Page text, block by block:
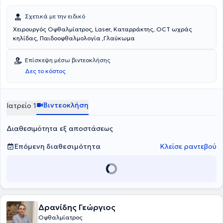
Σχετικά με την ειδικό
Χειρουργός Οφθαλμίατρος, Laser, Καταρράκτης, ΟCT ωχράς
κηλίδας, Παιδοοφθαλμολογία ,Γλαύκωμα
Επίσκεψη μέσω βιντεοκλήσης
Δες το κόστος
Ιατρείο 1 Βιντεοκλήση
Διαθεσιμότητα εξ αποστάσεως
Επόμενη διαθεσιμότητα
Κλείσε ραντεβού
Δρανίδης Γεώργιος
Οφθαλμίατρος